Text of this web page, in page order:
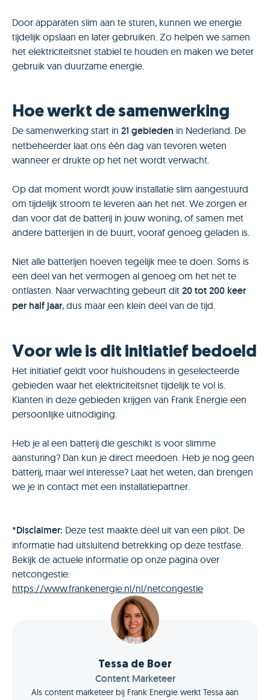
Door apparaten slim aan te sturen, kunnen we energie
tijdelijk opslaan en later gebruiken. Zo helpen we samen
het elektriciteitsnet stabiel te houden en maken we beter
gebruik van duurzame energie.
Hoe werkt de samenwerking
De samenwerking start in 21 gebieden in Nederland. De
netbeheerder laat ons één dag van tevoren weten
wanneer er drukte op het net wordt verwacht.
Op dat moment wordt jouw installatie slim aangestuurd
om tijdelijk stroom te leveren aan het net. We zorgen er
dan voor dat de batterij in jouw woning, of samen met
andere batterijen in de buurt, vooraf genoeg geladen is.
Niet alle batterijen hoeven tegelijk mee te doen. Soms is
een deel van het vermogen al genoeg om het net te
ontlasten. Naar verwachting gebeurt dit 20 tot 200 keer
per half jaar, dus maar een klein deel van de tijd.
Voor wie is dit initiatief bedoeld
Het initiatief geldt voor huishoudens in geselecteerde
gebieden waar het elektriciteitsnet tijdelijk te vol is.
Klanten in deze gebieden krijgen van Frank Energie een
persoonlijke uitnodiging.
Heb je al een batterij die geschikt is voor slimme
aansturing? Dan kun je direct meedoen. Heb je nog geen
batterij, maar wel interesse? Laat het weten, dan brengen
we je in contact met een installatiepartner.
*Disclaimer: Deze test maakte deel uit van een pilot. De
informatie had uitsluitend betrekking op deze testfase.
Bekijk de actuele informatie op onze pagina over
netcongestie:
https://www.frankenergie.nl/nl/netcongestie
Tessa de Boer
Content Marketeer
Als content marketeer bij Frank Energie werkt Tessa aan